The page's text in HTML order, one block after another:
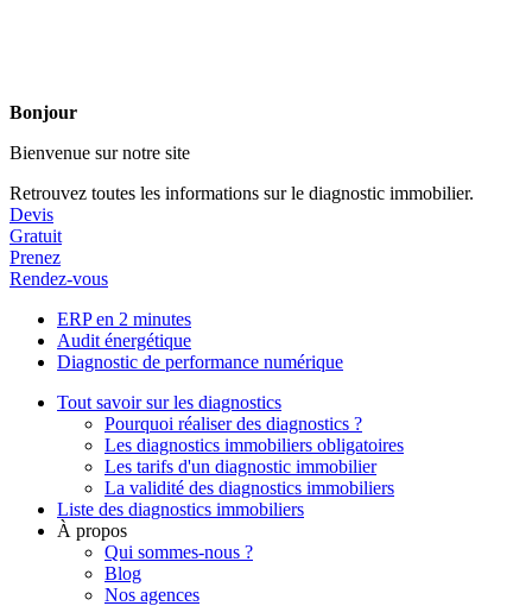
Bonjour
Bienvenue sur notre site
Retrouvez toutes les informations sur le diagnostic immobilier.
Devis
Gratuit
Prenez
Rendez-vous
ERP en 2 minutes
Audit énergétique
Diagnostic de performance numérique
Tout savoir sur les diagnostics
Pourquoi réaliser des diagnostics ?
Les diagnostics immobiliers obligatoires
Les tarifs d'un diagnostic immobilier
La validité des diagnostics immobiliers
Liste des diagnostics immobiliers
À propos
Qui sommes-nous ?
Blog
Nos agences